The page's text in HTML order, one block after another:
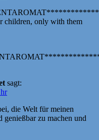
children, only with them
sagt:
die Welt für meinen
genießbar zu machen und